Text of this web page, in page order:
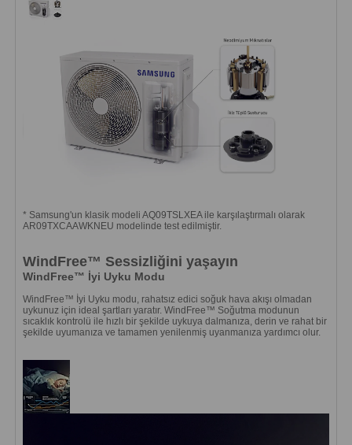
* Samsung'un klasik modeli AQ09TSLXEA ile karşılaştırmalı olarak
AR09TXCAAWKNEU modelinde test edilmiştir.
WindFree™ Sessizliğini yaşayın
WindFree™ İyi Uyku Modu
WindFree™ İyi Uyku modu, rahatsız edici soğuk hava akışı olmadan
uykunuz için ideal şartları yaratır. WindFree™ Soğutma modunun
sıcaklık kontrolü ile hızlı bir şekilde uykuya dalmanıza, derin ve rahat bir
şekilde uyumanıza ve tamamen yenilenmiş uyanmanıza yardımcı olur.